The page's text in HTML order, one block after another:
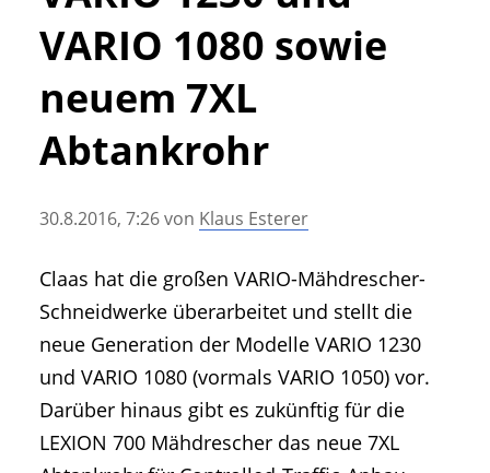
• Messen und Veranstaltungen
• Mitteilung der Redaktion
• Agritechnica Neuheiten Archiv
• Artikel nach Hersteller/Marke
VARIO 1080 sowie
neuem 7XL
Abtankrohr
30.8.2016, 7:26von Klaus Esterer
Claas hat die großen VARIO-Mähdrescher-
Schneidwerke überarbeitet und stellt die
neue Generation der Modelle VARIO 1230
und VARIO 1080 (vormals VARIO 1050) vor.
Darüber hinaus gibt es zukünftig für die
LEXION 700 Mähdrescher das neue 7XL